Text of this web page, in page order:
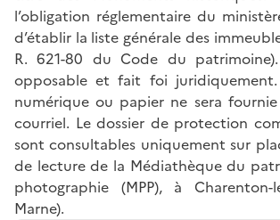
l’obligation réglementaire du
d’établir la liste générale des
R. 621-80 du Code du
opposable et fait foi
numérique ou papier ne sera
courriel. Le dossier de protection
sont consultables uniquement sur
de lecture de la Médiathèque du
photographie (MPP), à Charenton-
Marne).